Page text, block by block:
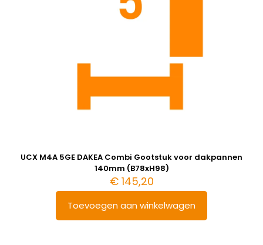
UCX M4A 5GE DAKEA Combi Gootstuk voor dakpannen
140mm (B78xH98)
€145,20
Toevoegen aan winkelwagen